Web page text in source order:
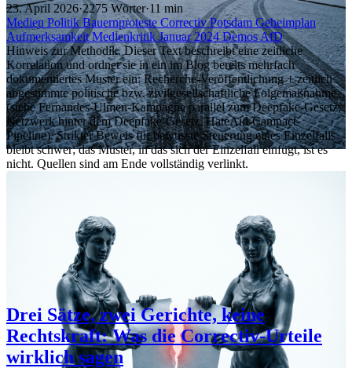
23. April 2026·2275 Wörter·11 min
MedienPolitikBauernprotesteCorrectivPotsdamGeheimplan
AufmerksamkeitMedienkritikJanuar 2024DemosAfD
Hinweis zur Methodik. Dieser Text beschreibt eine zeitliche
Korrelation und ordnet sie in ein im Blog bereits mehrfach
dokumentiertes Muster ein: Recherche-Veröffentlichung + zeitlich
abgestimmte politische bzw. zivilgesellschaftliche Folgemaßnahme
(siehe Fernandes-Ulmen-Kampagne parallel zum Deepfake-Gesetz,
Netzwerk hinter dem Deepfake-Gesetz, HateAid-Campact-
Pipeline). Strikter Beweis für bewusste Steuerung eines Einzelfalls
bleibt schwer; das Muster, in das sich der Einzelfall einfügt, ist es
nicht. Quellen sind am Ende vollständig verlinkt.
Drei Sätze, zwei Gerichte, keine
Rechtskraft: Was die Correctiv-Urteile
wirklich sagen